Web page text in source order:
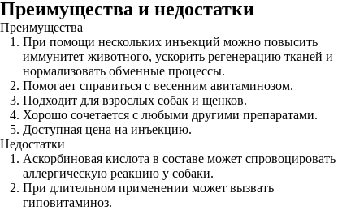
Преимущества и недостатки
Преимущества
При помощи нескольких инъекций можно повысить
иммунитет животного, ускорить регенерацию тканей и
нормализовать обменные процессы.
Помогает справиться с весенним авитаминозом.
Подходит для взрослых собак и щенков.
Хорошо сочетается с любыми другими препаратами.
Доступная цена на инъекцию.
Недостатки
Аскорбиновая кислота в составе может спровоцировать
аллергическую реакцию у собаки.
При длительном применении может вызвать
гиповитаминоз.